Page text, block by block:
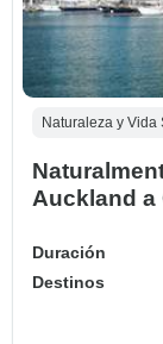
Naturaleza y Vida
Auckland a
Duración
Destinos